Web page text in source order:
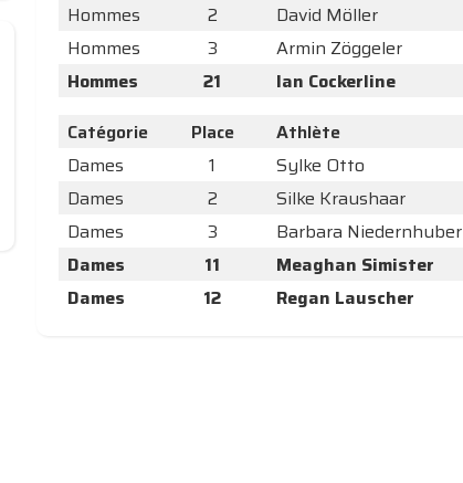
Hommes
2 David Möller
Hommes
3 Armin Zöggeler
Hommes
21 Ian Cockerline
Catégorie
Place Athlète
Dames
1 Sylke Otto
Dames
2 Silke Kraushaar
Dames
3 Barbara Niedernhuber
Dames
11 Meaghan Simister
Dames
12 Regan Lauscher